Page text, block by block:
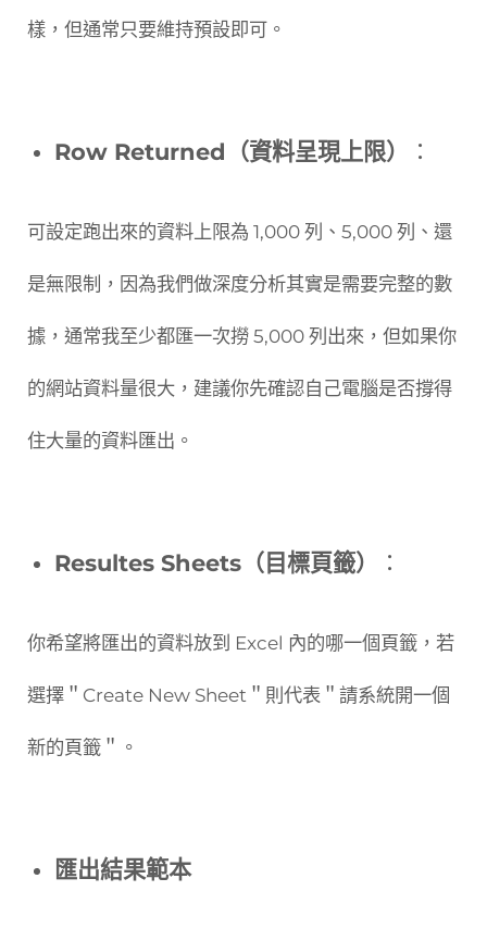
樣，但通常只要維持預設即可。
Row Returned（資料呈現上限） ：
可設定跑出來的資料上限為 1,000 列、5,000 列、還
是無限制，因為我們做深度分析其實是需要完整的數
據，通常我至少都匯一次撈 5,000 列出來，但如果你
的網站資料量很大，建議你先確認自己電腦是否撐得
住大量的資料匯出。
Resultes Sheets（目標頁籤） ：
你希望將匯出的資料放到 Excel 內的哪一個頁籤，若
選擇＂Create New Sheet＂則代表＂請系統開一個
新的頁籤＂。
匯出結果範本